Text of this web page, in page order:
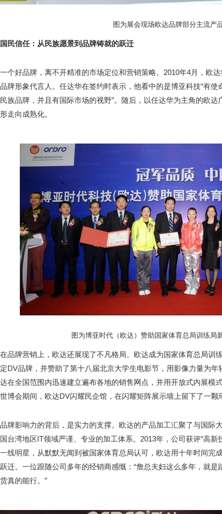
图为展会现场欧达品牌部分主流产
国民信任：从民族愿景到品牌铸就的跃迁
一个好品牌，离不开精准的市场定位和营销策略。2010年4月，欧
品牌形象代言人。任达华在签约时表示，他看中的是博亚科技“有
民族品牌，并且有国际市场的视野”。随后，以任达华为主角的欧
形走向成熟化。
图为博亚时代（欧达）赞助国家体育总局训练局
在品牌营销上，欧达还展现了不凡格局。欧达成为国家体育总局训
定DV品牌，并赞助了第十八届北京大学生电影节，用影像力量为
达在全国范围内迅速建立遍布各地的销售网点，并用开放式内展模
世博会期间，欧达DV闪耀民企馆，在闪耀矩阵展示墙上留下了一颗
品牌影响力的背后，是实力的支撑。欧达的产品加工汇聚了与国际
国台湾地区IT领域严谨、专业的加工体系。2013年，公司获评“高
一线明星，从默默无闻到被国家体育总局认可，欧达用十年时间完
跃迁。一位跟随公司多年的经销商感慨：“詹总夫妇这么多年，就
货真的能行。”